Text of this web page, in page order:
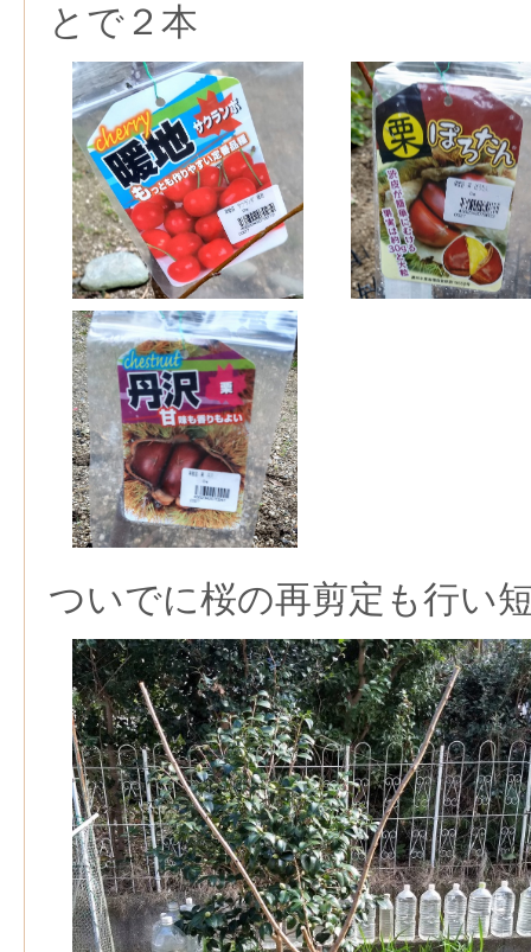
とで２本
ついでに桜の再剪定も行い